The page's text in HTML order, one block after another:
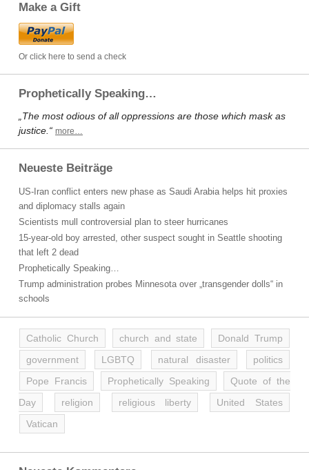
Make a Gift
Or click here to send a check
Prophetically Speaking…
„The most odious of all oppressions are those which mask as
justice.“ more…
Neueste Beiträge
US-Iran conflict enters new phase as Saudi Arabia helps hit proxies
and diplomacy stalls again
Scientists mull controversial plan to steer hurricanes
15-year-old boy arrested, other suspect sought in Seattle shooting
that left 2 dead
Prophetically Speaking…
Trump administration probes Minnesota over „transgender dolls“ in
schools
Catholic Church church and state
Donald Trump
government
LGBTQ natural disaster
politics
Pope Francis
Prophetically Speaking
Quote of the
Day
religion religious liberty
United States
Vatican